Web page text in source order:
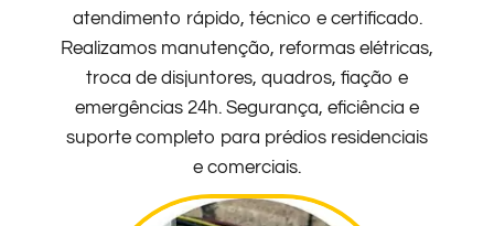
atendimento rápido, técnico e certificado.
Realizamos manutenção, reformas elétricas,
troca de disjuntores, quadros, fiação e
emergências 24h. Segurança, eficiência e
suporte completo para prédios residenciais
e comerciais.